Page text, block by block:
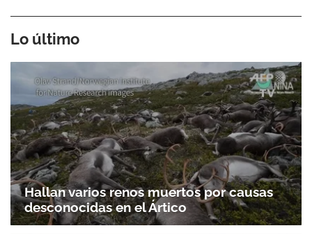
Lo último
Hallan varios renos muertos por causas
desconocidas en el Ártico